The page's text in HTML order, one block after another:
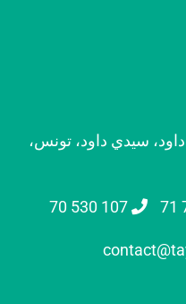
سيدي داود، تونس،
107 530 70